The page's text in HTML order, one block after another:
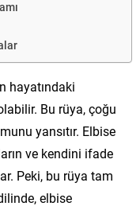
hayatındaki
Bu rüya, çoğu
yansıtır. Elbise
ve kendini ifade
Peki, bu rüya tam
elbise